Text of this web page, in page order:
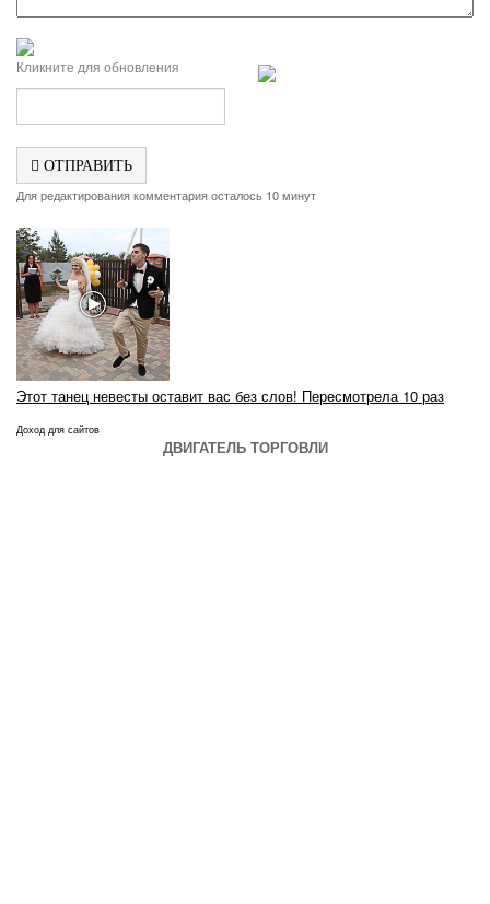
Кликните для обновления
ОТПРАВИТЬ
Для редактирования комментария осталось 10 минут
Этот танец невесты оставит вас без слов! Пересмотрела 10 раз
Доход для сайтов
ДВИГАТЕЛЬ ТОРГОВЛИ